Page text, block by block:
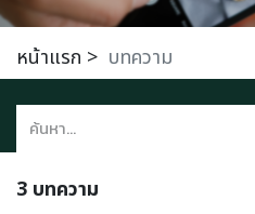
หน้าแรก > บทความ
3 บทความ